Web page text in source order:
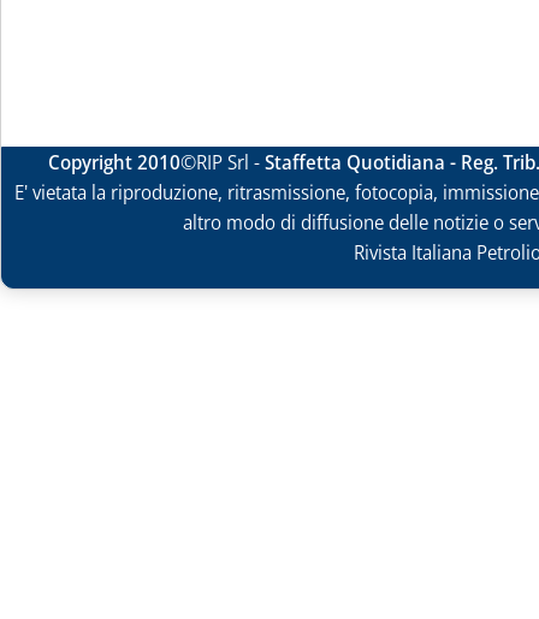
Copyright 2010©RIP Srl -Staffetta Quotidiana - Reg.
E' vietata la riproduzione, ritrasmissione, fotocopia,
altro modo di diffusione delle notizie o
Rivista Italiana